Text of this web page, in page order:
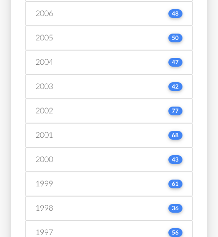
2006 48
2005 50
2004 47
2003 42
2002 77
2001 68
2000 43
1999 61
1998 36
1997 56